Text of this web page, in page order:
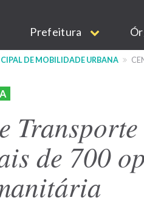
Prefeitura
DE MOBILIDADE URBANA
de 700